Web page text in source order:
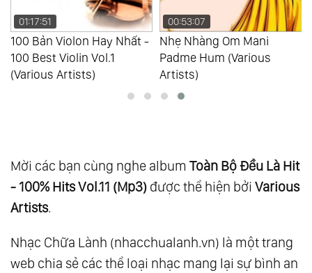
01:17:51
100 Bản Violon Hay Nhất -
100 Best Violin Vol.1
(Various Artists)
00:53:07
Nhẹ Nhàng Om Mani
Padme Hum (Various
Artists)
Mời các bạn cùng nghe album Toàn Bộ Đều Là Hit
- 100% Hits Vol.11 (Mp3) được thể hiện bởi Various
Artists.
Nhạc Chữa Lành (nhacchualanh.vn) là một trang
web chia sẻ các thể loại nhạc mang lại sự bình an